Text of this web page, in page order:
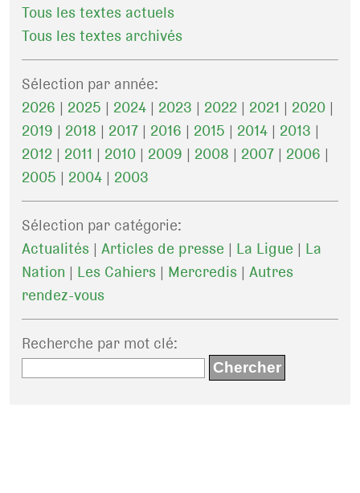
Tous les textes actuels
Tous les textes archivés
Sélection par année:
2026 | 2025 | 2024 | 2023 | 2022 | 2021 | 2020 |
2019 | 2018 | 2017 | 2016 | 2015 | 2014 | 2013 |
2012 | 2011 | 2010 | 2009 | 2008 | 2007 | 2006 |
2005 | 2004 | 2003
Sélection par catégorie:
Actualités |Articles de presse | La Ligue | La
Nation | Les Cahiers | Mercredis |Autres
rendez-vous
Recherche par mot clé: